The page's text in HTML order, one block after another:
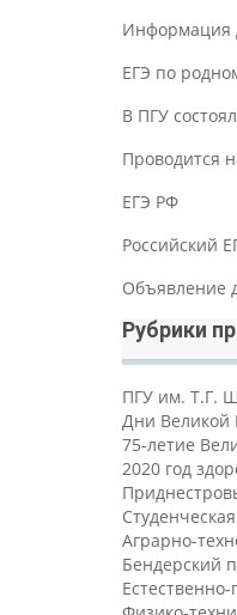
Информация
ЕГЭ по
В ПГУ
Проводится
ЕГЭ РФ
Российский
Объявление
Рубрики
ПГУ им. Т.Г.
Дни Великой
75-летие
2020 год
Аграрно-
Бендерский